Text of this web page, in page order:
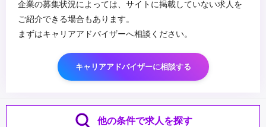
企業の募集状況によっては、サイトに掲載していない求人を
ご紹介できる場合もあります。
まずはキャリアアドバイザーへ相談ください。
キャリアアドバイザーに相談する
他の条件で求人を探す